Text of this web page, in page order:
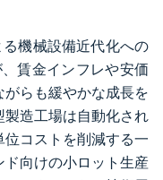
機械設備近代化への
賃金インフレや安価
らも緩やかな成長を
造工場は自動化され
コストを削減する一
ド向けの小ロット生産